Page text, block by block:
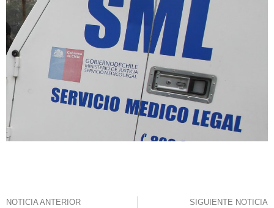
NOTICIA ANTERIOR SIGUIENTE NOTICIA